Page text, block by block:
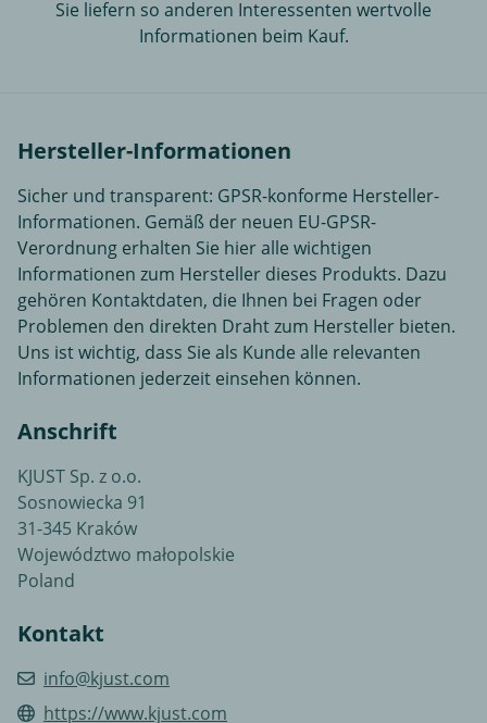
Sie liefern so anderen Interessenten wertvolle
Informationen beim Kauf.
Hersteller-Informationen
Sicher und transparent: GPSR-konforme Hersteller-
Informationen. Gemäß der neuen EU-GPSR-
Verordnung erhalten Sie hier alle wichtigen
Informationen zum Hersteller dieses Produkts. Dazu
gehören Kontaktdaten, die Ihnen bei Fragen oder
Problemen den direkten Draht zum Hersteller bieten.
Uns ist wichtig, dass Sie als Kunde alle relevanten
Informationen jederzeit einsehen können.
Anschrift
KJUST Sp. z o.o.
Sosnowiecka 91
31-345 Kraków
Województwo małopolskie
Poland
Kontakt
info@kjust.com
https://www.kjust.com